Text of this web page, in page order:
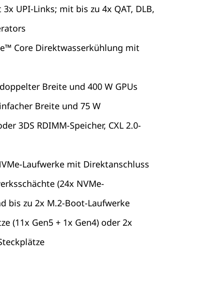
UPI-Links; mit bis zu 4x QAT, DLB,
Core Direktwasserkühlung mit
Breite und 400 W GPUs
Breite und 75 W
3DS RDIMM-Speicher, CXL 2.0-
Laufwerke mit Direktanschluss
(24x NVMe-
bis zu 2x M.2-Boot-Laufwerke
(11x Gen5 + 1x Gen4) oder 2x